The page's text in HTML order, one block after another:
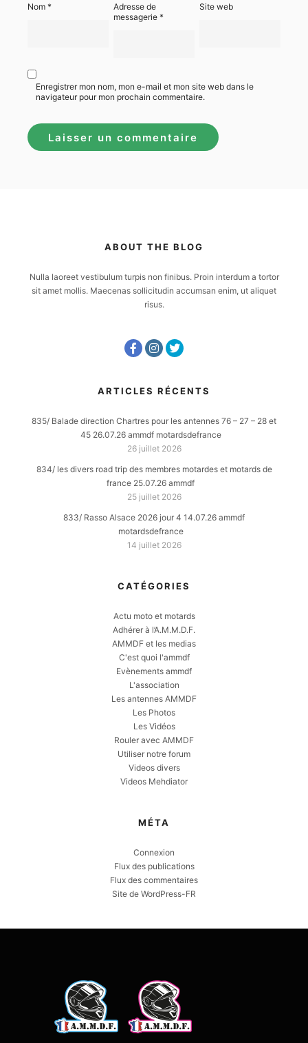
Nom *
Adresse de
messagerie*
Site web
Enregistrer mon nom, mon e-mail et mon site web dans le
navigateur pour mon prochain commentaire.
ABOUT THE BLOG
Nulla laoreet vestibulum turpis non finibus. Proin interdum a tortor
sit amet mollis. Maecenas sollicitudin accumsan enim, ut aliquet
risus.
ARTICLES RÉCENTS
835/ Balade direction Chartres pour les antennes 76 – 27 – 28 et
45 26.07.26 ammdf motardsdefrance
26 juillet 2026
834/ les divers road trip des membres motardes et motards de
france 25.07.26 ammdf
25 juillet 2026
833/ Rasso Alsace 2026 jour 4 14.07.26 ammdf
motardsdefrance
14 juillet 2026
CATÉGORIES
Actu moto et motards
Adhérer à l’A.M.M.D.F.
AMMDF et les medias
C'est quoi l'ammdf
Evènements ammdf
L'association
Les antennes AMMDF
Les Photos
Les Vidéos
Rouler avec AMMDF
Utiliser notre forum
Videos divers
Videos Mehdiator
MÉTA
Connexion
Flux des publications
Flux des commentaires
Site de WordPress-FR